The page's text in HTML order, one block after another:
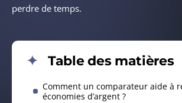
perdre de temps.
Table des matières
Comment un comparateur aide à
économies d’argent ?